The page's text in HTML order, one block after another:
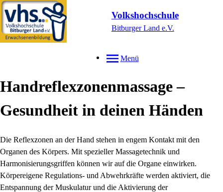
Volkshochschule
Bitburger Land e.V.
Menü
Handreflexzonenmassage –
Gesundheit in deinen Händen
Die Reflexzonen an der Hand stehen in engem Kontakt mit den
Organen des Körpers. Mit spezieller Massagetechnik und
Harmonisierungsgriffen können wir auf die Organe einwirken.
Körpereigene Regulations- und Abwehrkräfte werden aktiviert, die
Entspannung der Muskulatur und die Aktivierung der